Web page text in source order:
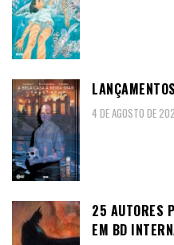
4 DE AGOSTO DE
25 AUTORES
EM BD